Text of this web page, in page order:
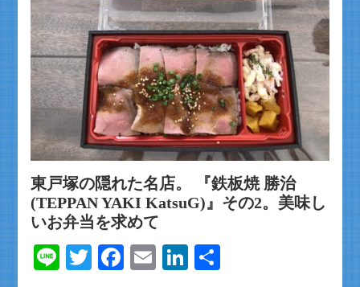
東戸塚の隠れた名店。 『鉄板焼 勝治
(TEPPAN YAKI KatsuG)』その2。美味し
いお弁当を求めて
LineTwitterFacebook
EmailLinkedIn